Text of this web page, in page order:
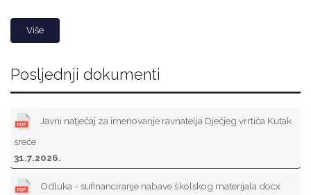
Više
Posljednji dokumenti
Javni natječaj za imenovanje ravnatelja Dječjeg vrrtića Kutak
sreće
31.7.2026.
Odluka - sufinanciranje nabave školskog materijala.docx